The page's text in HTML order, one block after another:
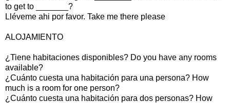
to get to _______?
Lléveme ahi por favor. Take me there please
ALOJAMIENTO
¿Tiene habitaciones disponibles? Do you have any rooms
available?
¿Cuánto cuesta una habitación para una persona? How
much is a room for one person?
¿Cuánto cuesta una habitación para dos personas? How